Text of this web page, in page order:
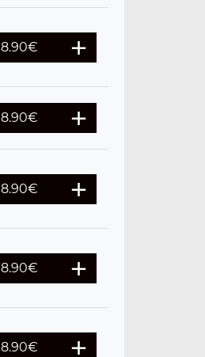
8.90€
8.90€
8.90€
8.90€
8.90€